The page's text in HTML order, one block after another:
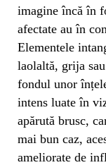
imagine încă în
afectate au în
Elementele
laolaltă, grija
fondul unor
intens luate în
apărută brusc,
mai bun caz,
ameliorate de